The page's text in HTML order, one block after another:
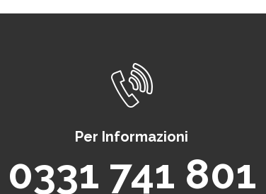
Per Informazioni
0331 741 801